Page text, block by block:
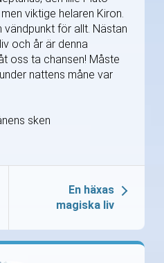
viktige helaren Kiron.
vändpunkt för allt. Nästan
och år är denna
oss ta chansen! Måste
nattens måne var
sken
En häxas
magiska liv